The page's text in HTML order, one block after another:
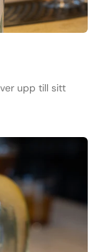
upp till sitt